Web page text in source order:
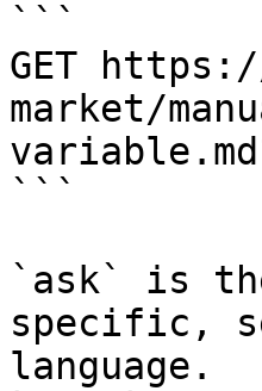
```
GET
market/
```
`ask` is
specific,
language.